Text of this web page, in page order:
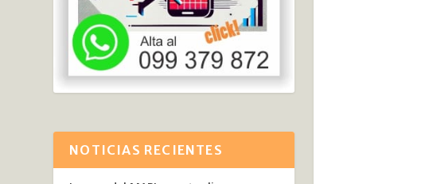
NOTICIAS RECIENTES